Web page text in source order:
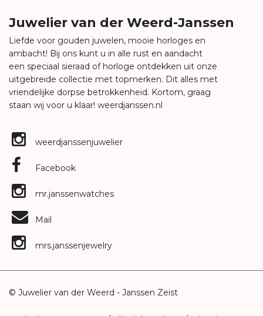
Juwelier van der Weerd-Janssen
Liefde voor gouden juwelen, mooie horloges en
ambacht! Bij ons kunt u in alle rust en aandacht
een speciaal sieraad of horloge ontdekken uit onze
uitgebreide collectie met topmerken. Dit alles met
vriendelijke dorpse betrokkenheid. Kortom, graag
staan wij voor u klaar! weerdjanssen.nl
weerdjanssenjuwelier
Facebook
mr.janssenwatches
Mail
mrs.janssenjewelry
© Juwelier van der Weerd - Janssen Zeist